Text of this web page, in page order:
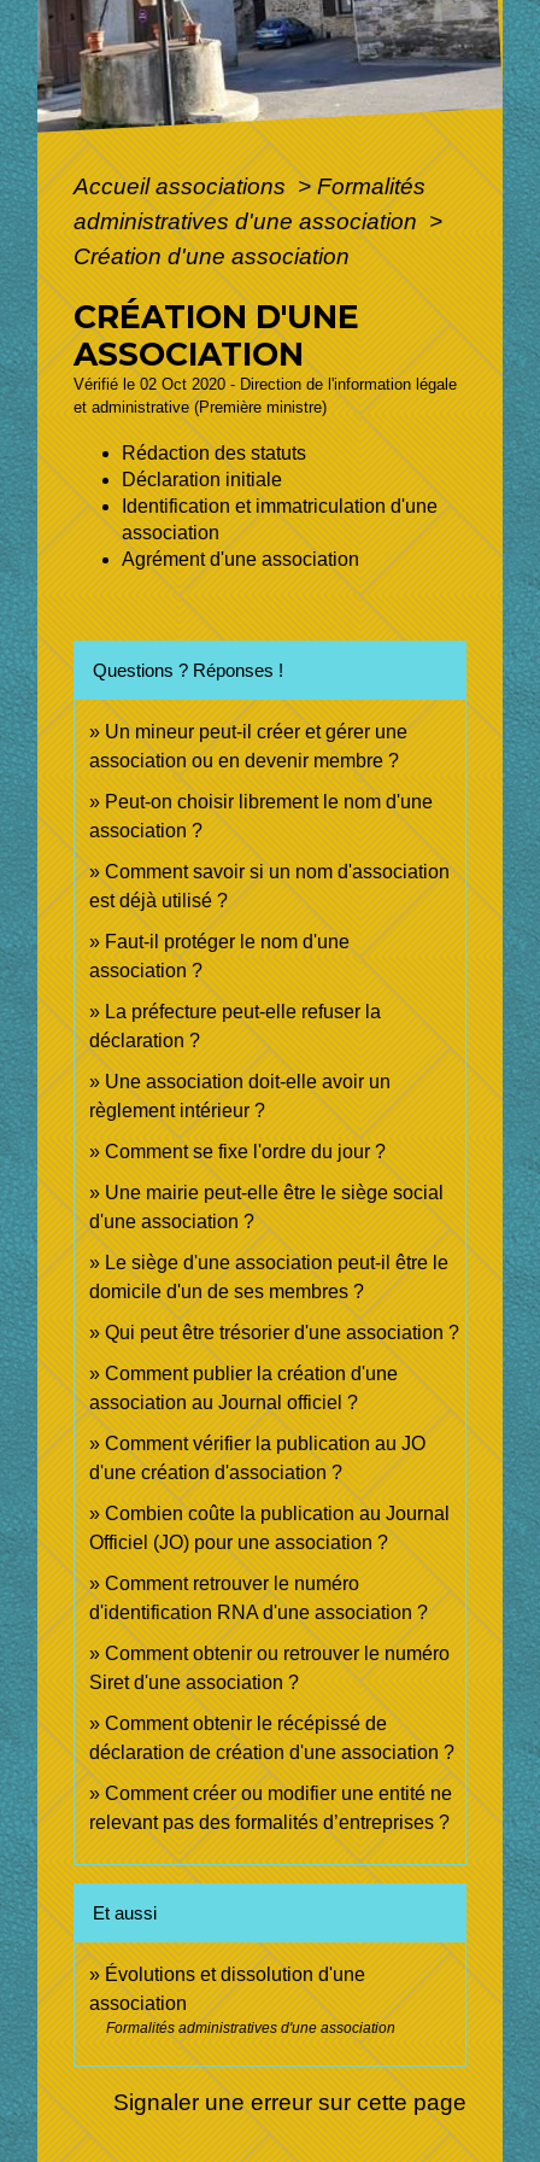
Accueil associations> Formalités
administratives d'une association>
Création d'une association
CRÉATION D'UNE
ASSOCIATION
Vérifié le 02 Oct 2020 - Direction de l'information légale
et administrative (Première ministre)
Rédaction des statuts
Déclaration initiale
Identification et immatriculation d'une
association
Agrément d'une association
Questions ? Réponses !
Un mineur peut-il créer et gérer une
association ou en devenir membre ?
Peut-on choisir librement le nom d'une
association ?
Comment savoir si un nom d'association
est déjà utilisé ?
Faut-il protéger le nom d'une
association ?
La préfecture peut-elle refuser la
déclaration ?
Une association doit-elle avoir un
règlement intérieur ?
Comment se fixe l'ordre du jour ?
Une mairie peut-elle être le siège social
d'une association ?
Le siège d'une association peut-il être le
domicile d'un de ses membres ?
Qui peut être trésorier d'une association ?
Comment publier la création d'une
association au Journal officiel ?
Comment vérifier la publication au JO
d'une création d'association ?
Combien coûte la publication au Journal
Officiel (JO) pour une association ?
Comment retrouver le numéro
d'identification RNA d'une association ?
Comment obtenir ou retrouver le numéro
Siret d'une association ?
Comment obtenir le récépissé de
déclaration de création d'une association ?
Comment créer ou modifier une entité ne
relevant pas des formalités d’entreprises ?
Et aussi
Évolutions et dissolution d'une
association
Formalités administratives d'une association
Signaler une erreur sur cette page